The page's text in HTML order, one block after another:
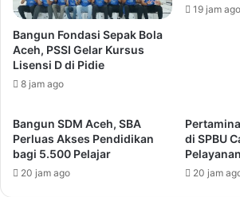
Bangun Fondasi Sepak Bola
Aceh, PSSI Gelar Kursus
Lisensi D di Pidie
8 jam ago
19 jam ago
Bangun SDM Aceh, SBA
Perluas Akses Pendidikan
bagi 5.500 Pelajar
20 jam ago
di SPBU
20 jam